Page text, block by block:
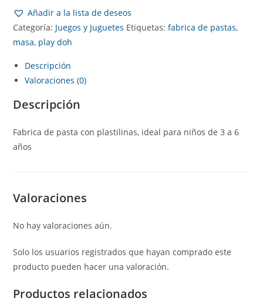
Añadir a la lista de deseos
Categoría: Juegos y Juguetes Etiquetas:fabrica de pastas,
masa, play doh
Descripción
Valoraciones (0)
Descripción
Fabrica de pasta con plastilinas, ideal para niños de 3 a 6
años
Valoraciones
No hay valoraciones aún.
Solo los usuarios registrados que hayan comprado este
producto pueden hacer una valoración.
Productos relacionados